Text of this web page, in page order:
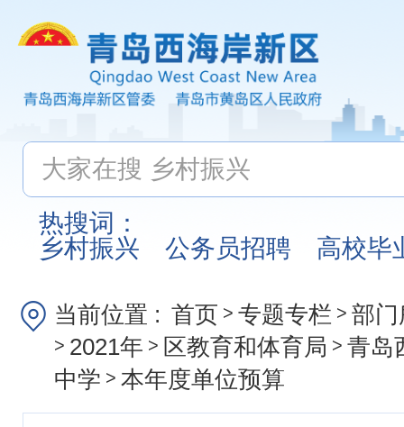
热搜词：
乡村振兴
公务员招聘 高校毕
当前位置 : 首页 > 专题专栏 > 部
> 2021年 > 区教育和体育局 > 青岛
中学 > 本年度单位预算